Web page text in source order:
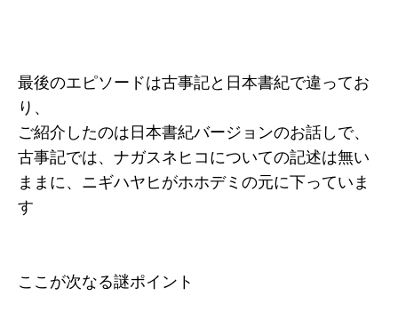
最後のエピソードは古事記と日本書紀で違ってお
り、
ご紹介したのは日本書紀バージョンのお話しで、
古事記では、ナガスネヒコについての記述は無い
ままに、ニギハヤヒがホホデミの元に下っていま
す
ここが次なる謎ポイント